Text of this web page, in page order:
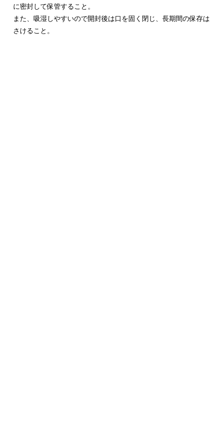
に密封して保管すること。
また、吸湿しやすいので開封後は口を固く閉じ、長期間の保存は
さけること。